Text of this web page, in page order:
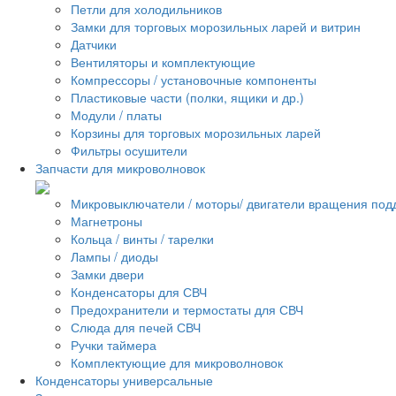
Петли для холодильников
Замки для торговых морозильных ларей и витрин
Датчики
Вентиляторы и комплектующие
Компрессоры / установочные компоненты
Пластиковые части (полки, ящики и др.)
Модули / платы
Корзины для торговых морозильных ларей
Фильтры осушители
Запчасти для микроволновок
Микровыключатели / моторы/ двигатели вращения
Магнетроны
Кольца / винты / тарелки
Лампы / диоды
Замки двери
Конденсаторы для СВЧ
Предохранители и термостаты для СВЧ
Слюда для печей СВЧ
Ручки таймера
Комплектующие для микроволновок
Конденсаторы универсальные